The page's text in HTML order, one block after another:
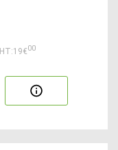
HT:19€00